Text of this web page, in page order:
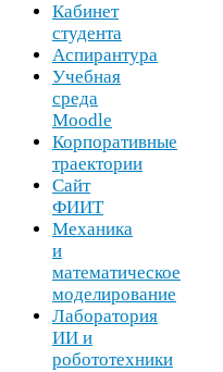
Кабинет
студента
Аспирантура
Учебная
среда
Moodle
Корпоративные
траектории
Сайт
ФИИТ
Механика
и
математическое
моделирование
Лаборатория
ИИ и
робототехники